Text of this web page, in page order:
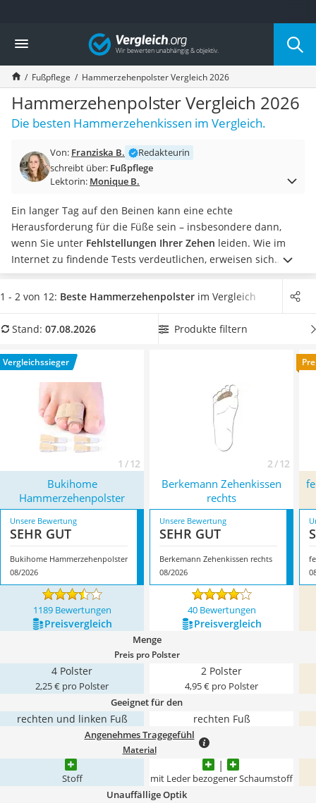
Die beliebtesten Vergleiche nach Kategorie
Drogerie
Inhalator
Haarschneider
Rollator
Braun Rasierer
Katzenklappe (Chip)
Masturbator
Massagepistole
Reisehaartrockner
Eiweißpulver
Magnesiumpräparat
Katzenklappe
Nackenmassagegerät
Zeckenschutz Katze
Philips-Sonicare-Zahnbürste
Mineralfutter Pferd
Massagegerät
Vergleich
Fußpflege Hammerzehenpolster Vergleich 2026
Hammerzehenpolster Vergleich 2026
Die besten Hammerzehenkissen im Vergleich.
Von: Franziska B.
Redakteurin
schreibt über: Fußpflege
Lektorin: Monique B.
Ein langer Tag auf den Beinen kann eine echte
Herausforderung für die Füße sein – insbesondere dann,
wenn Sie unter Fehlstellungen Ihrer Zehen leiden. Wie im
Internet zu findende Tests verdeutlichen, erweisen sich
speziell bei Hallux valgusZehenspreizeroder
Hammerzehenpolster als hilfreich. Sie entlasten die Zehen
Sie plagen sich an beiden Füßen mit Hammerzehen ab? Dann
linksseitigen Exemplaren
Überzeugt hat uns hier im August 2026 besonders das
ModellBukihome Hammerzehenpolster
mit seinen
Eigenschaften.
1 - 2 von 12: Beste Hammerzehenpolster im Vergleich
Stand: 07.08.2026 Produkte filtern
Vergleichssieger
1 / 12 2 / 12
Bukihome
Hammerzehenpolster
Berkemann Zehenkissen
rechts
Unsere Bewertung
SEHR GUT
Bukihome Hammerzehenpolster
08/2026
Unsere Bewertung
SEHR GUT
Berkemann Zehenkissen rechts
08/2026
1189 Bewertungen 40 Bewertungen
Preis­vergleich Preis­vergleich
Menge
Preis pro Polster
4 Polster
2,25 € pro Polster
2 Polster
4,95 € pro Polster
Geeignet für den
rechten und linken Fuß rechten Fuß
Angenehmes Tragegefühl
Material
Stoff mit Leder bezogener Schaumstoff
Unauffällige Optik